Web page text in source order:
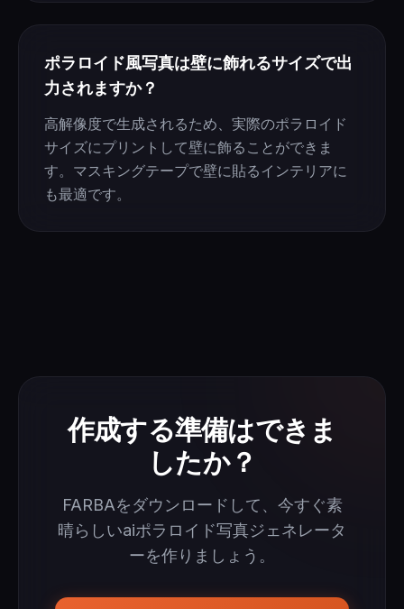
ポラロイド風写真は壁に飾れるサイズで出
力されますか？
高解像度で生成されるため、実際のポラロイド
サイズにプリントして壁に飾ることができま
す。マスキングテープで壁に貼るインテリアに
も最適です。
作成する準備はできま
したか？
FARBAをダウンロードして、今すぐ素
晴らしいaiポラロイド写真ジェネレータ
ーを作りましょう。